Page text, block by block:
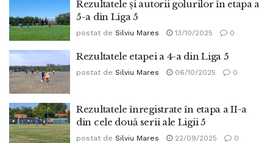
Rezultatele și autorii golurilor în etapa a
5-a din Liga 5
postat de Silviu Mares 13/10/2025 0
Rezultatele etapei a 4-a din Liga 5
postat de Silviu Mares 06/10/2025 0
Rezultatele înregistrate în etapa a II-a
din cele două serii ale Ligii 5
postat de Silviu Mares 22/09/2025 0